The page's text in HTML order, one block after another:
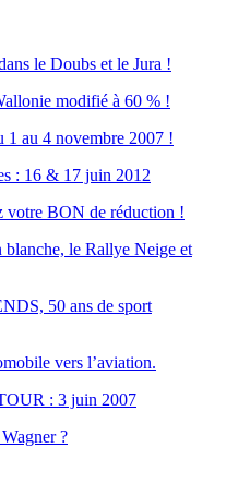
le Doubs et le Jura !
modifié à 60 % !
au 4 novembre 2007 !
: 16 & 17 juin 2012
votre BON de réduction !
blanche, le Rallye Neige et
50 ans de sport
vers l’aviation.
: 3 juin 2007
?